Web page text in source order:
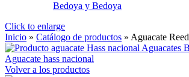
Click to enlarge
Inicio » Catálogo de productos » Aguacate Reed
Aguacate hass nacional
Volver a los productos